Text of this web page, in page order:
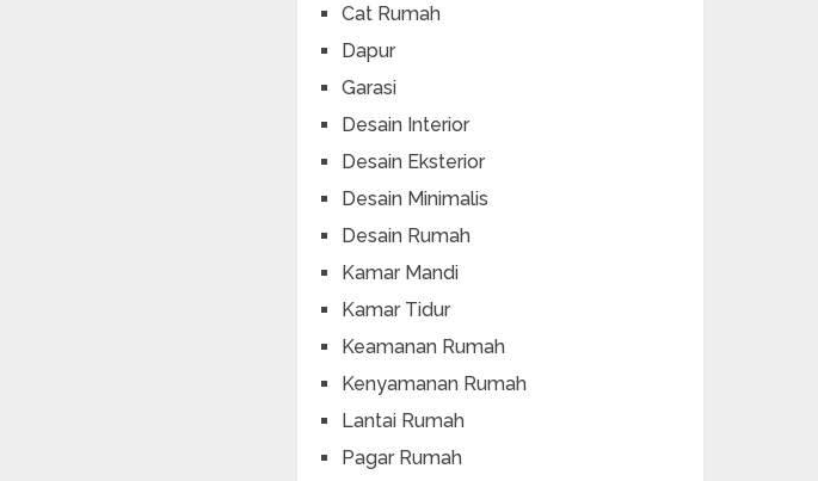
Cat Rumah
Dapur
Garasi
Desain Interior
Desain Eksterior
Desain Minimalis
Desain Rumah
Kamar Mandi
Kamar Tidur
Keamanan Rumah
Kenyamanan Rumah
Lantai Rumah
Pagar Rumah